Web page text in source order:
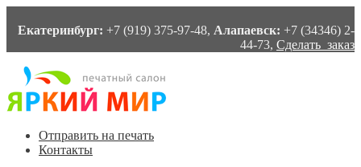
Екатеринбург: +7 (919) 375-97-48, Алапаевск: +7 (34346) 2-
44-73, Сделать заказ
Перейти
навигации
Перейти
содержимому
Отправить на печать
Контакты